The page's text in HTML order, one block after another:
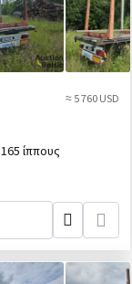
≈ 5 760 USD
165 ίππους